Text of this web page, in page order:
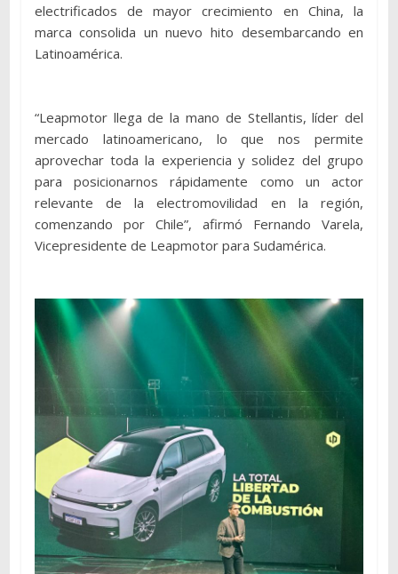
electrificados de mayor crecimiento en China, la
marca consolida un nuevo hito desembarcando en
Latinoamérica.
“Leapmotor llega de la mano de Stellantis, líder del
mercado latinoamericano, lo que nos permite
aprovechar toda la experiencia y solidez del grupo
para posicionarnos rápidamente como un actor
relevante de la electromovilidad en la región,
comenzando por Chile”, afirmó Fernando Varela,
Vicepresidente de Leapmotor para Sudamérica.